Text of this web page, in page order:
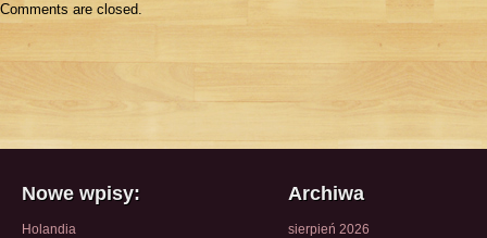
Comments are closed.
Nowe wpisy:
Holandia
Archiwa
sierpień 2026